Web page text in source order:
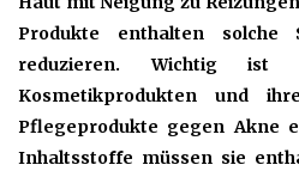
Produkte enthalten solche
reduzieren. Wichtig
Kosmetikprodukten und
Pflegeprodukte gegen Akne
Inhaltsstoffe müssen sie